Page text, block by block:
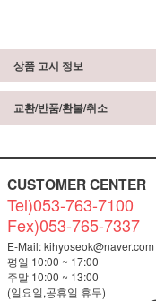
상품 고시 정보
교환/반품/환불/취소
CUSTOMER CENTER
Tel)053-763-7100
Fex)053-765-7337
E-Mail:kihyoseok@naver.com
평일 10:00 ~ 17:00
주말 10:00 ~ 13:00
(일요일,공휴일 휴무)